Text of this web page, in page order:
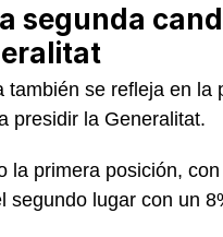
segunda
también se refleja en la
presidir la Generalitat.
la primera posición, con
segundo lugar con un